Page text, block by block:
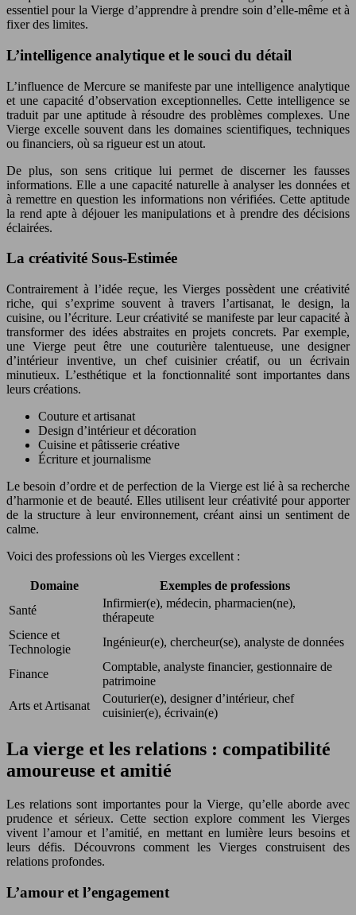
essentiel pour la Vierge d’apprendre à prendre soin d’elle-même et à
fixer des limites.
L’intelligence analytique et le souci du détail
L’influence de Mercure se manifeste par une intelligence analytique
et une capacité d’observation exceptionnelles. Cette intelligence se
traduit par une aptitude à résoudre des problèmes complexes. Une
Vierge excelle souvent dans les domaines scientifiques, techniques
ou financiers, où sa rigueur est un atout.
De plus, son sens critique lui permet de discerner les fausses
informations. Elle a une capacité naturelle à analyser les données et
à remettre en question les informations non vérifiées. Cette aptitude
la rend apte à déjouer les manipulations et à prendre des décisions
éclairées.
La créativité Sous-Estimée
Contrairement à l’idée reçue, les Vierges possèdent une créativité
riche, qui s’exprime souvent à travers l’artisanat, le design, la
cuisine, ou l’écriture. Leur créativité se manifeste par leur capacité à
transformer des idées abstraites en projets concrets. Par exemple,
une Vierge peut être une couturière talentueuse, une designer
d’intérieur inventive, un chef cuisinier créatif, ou un écrivain
minutieux. L’esthétique et la fonctionnalité sont importantes dans
leurs créations.
Couture et artisanat
Design d’intérieur et décoration
Cuisine et pâtisserie créative
Écriture et journalisme
Le besoin d’ordre et de perfection de la Vierge est lié à sa recherche
d’harmonie et de beauté. Elles utilisent leur créativité pour apporter
de la structure à leur environnement, créant ainsi un sentiment de
calme.
Voici des professions où les Vierges excellent :
Domaine
Exemples de professions
Santé
Infirmier(e), médecin, pharmacien(ne),
thérapeute
Science et
Technologie
Ingénieur(e), chercheur(se), analyste de données
Finance
Comptable, analyste financier, gestionnaire de
patrimoine
Arts et Artisanat
Couturier(e), designer d’intérieur, chef
cuisinier(e), écrivain(e)
La vierge et les relations : compatibilité
amoureuse et amitié
Les relations sont importantes pour la Vierge, qu’elle aborde avec
prudence et sérieux. Cette section explore comment les Vierges
vivent l’amour et l’amitié, en mettant en lumière leurs besoins et
leurs défis. Découvrons comment les Vierges construisent des
relations profondes.
L’amour et l’engagement